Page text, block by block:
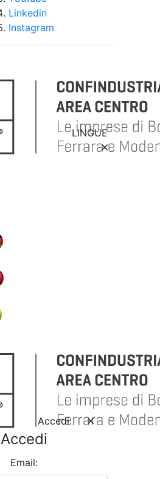
Linkedin
Instagram
LINGUE
Accedi
Accedi
Email: